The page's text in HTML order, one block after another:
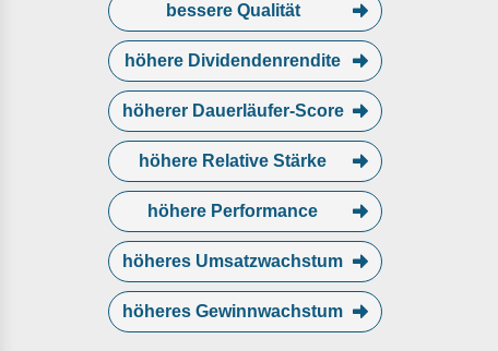
bessere Qualität
höhere Dividendenrendite
höherer Dauerläufer-Score
höhere Relative Stärke
höhere Performance
höheres Umsatzwachstum
höheres Gewinnwachstum